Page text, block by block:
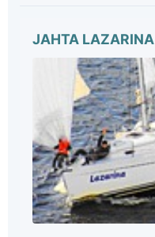
JAHTA LAZARINA